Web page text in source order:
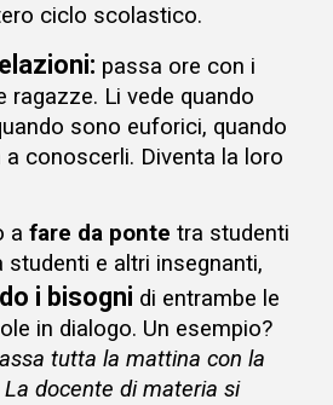
ciclo scolastico.
passa ore con i
ragazze. Li vede quando
sono euforici, quando
a conoscerli. Diventa la loro
afare da ponte tra studenti
studenti e altri insegnanti,
i bisogni di entrambe le
in dialogo. Un esempio?
tutta la mattina con la
docente di materia si